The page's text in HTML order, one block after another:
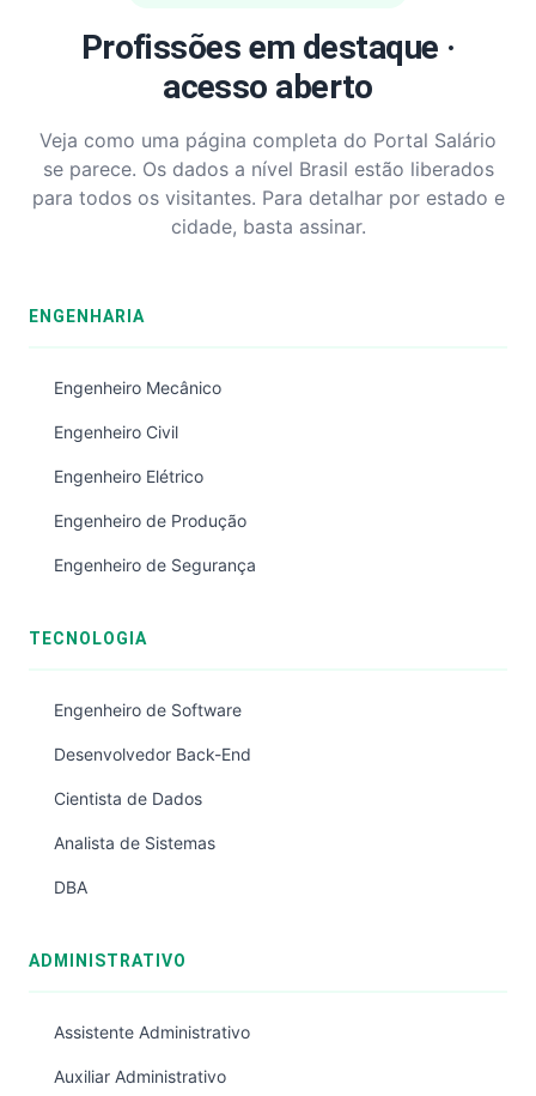
Profissões em destaque ·
acesso aberto
Veja como uma página completa do Portal Salário
se parece. Os dados a nível Brasil estão liberados
para todos os visitantes. Para detalhar por estado e
cidade, basta assinar.
ENGENHARIA
Engenheiro Mecânico
Engenheiro Civil
Engenheiro Elétrico
Engenheiro de Produção
Engenheiro de Segurança
TECNOLOGIA
Engenheiro de Software
Desenvolvedor Back-End
Cientista de Dados
Analista de Sistemas
DBA
ADMINISTRATIVO
Assistente Administrativo
Auxiliar Administrativo